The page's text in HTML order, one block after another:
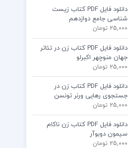
دانلود فایل PDF کتاب زیست
شناسی جامع دوازدهم
25,000 تومان
دانلود فایل PDF کتاب زن در تئاتر
جهان منوچهر اکبرلو
25,000 تومان
دانلود فایل PDF کتاب زن در
جستجوی رهایی ورنر تونسن
25,000 تومان
دانلود فایل PDF کتاب زن ناکام
سیمون دوبوآر
25,000 تومان